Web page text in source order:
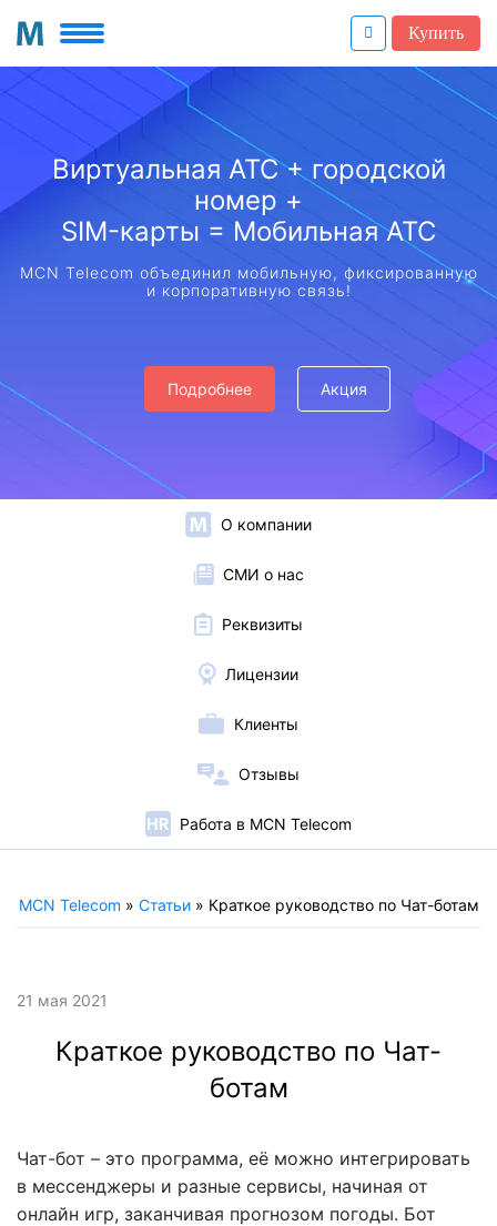
Купить
Виртуальная АТС + городской
номер +
SIM-карты = Мобильная АТС
MCN Telecom объединил мобильную, фиксированную
и корпоративную связь!
Подробнее Акция
О компании
СМИ о нас
Реквизиты
Лицензии
Клиенты
Отзывы
Работа в MCN Telecom
MCN Telecom » Статьи » Краткое руководство по Чат-ботам
21 мая 2021
Краткое руководство по Чат-
ботам
Чат-бот – это программа, её можно интегрировать
в мессенджеры и разные сервисы, начиная от
онлайн игр, заканчивая прогнозом погоды. Бот